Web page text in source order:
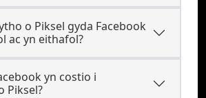
o Piksel gyda Facebook
ac yn eithafol?
yn costio i
Piksel?